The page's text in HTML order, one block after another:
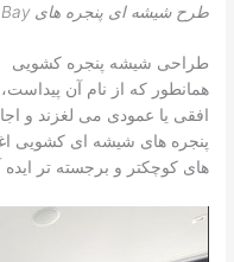
طرح شیشه ای پنجره های Bay یا Bow
طراحی شیشه پنجره کشویی
همانطور که از نام آن
افقی یا عمودی می لغزند و
پنجره های شیشه ای کشویی
های کوچکتر و برجسته تر ایده